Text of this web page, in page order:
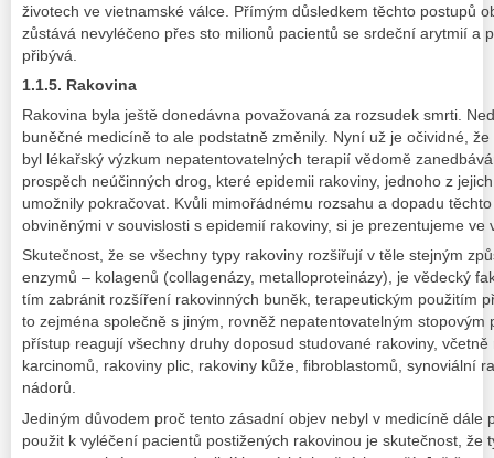
životech ve vietnamské válce. Přímým důsledkem těchto postupů
zůstává nevyléčeno přes sto milionů pacientů se srdeční arytmií a
přibývá.
1.1.5. Rakovina
Rakovina byla ještě donedávna považovaná za rozsudek smrti.
buněčné medicíně to ale podstatně změnily. Nyní už je očividné,
byl lékařský výzkum nepatentovatelných terapií vědomě
prospěch neúčinných drog, které epidemii rakoviny, jednoho z
umožnily pokračovat. Kvůli mimořádnému rozsahu a dopadu
obviněnými v souvislosti s epidemií rakoviny, si je prezentujeme ve
Skutečnost, že se všechny typy rakoviny rozšiřují v těle stejným
enzymů – kolagenů (collagenázy, metalloproteinázy), je vědecký
tím zabránit rozšíření rakovinných buněk, terapeutickým použitím
to zejména společně s jiným, rovněž nepatentovatelným stopovým
přístup reagují všechny druhy doposud studované rakoviny,
karcinomů, rakoviny plic, rakoviny kůže, fibroblastomů, synoviální
nádorů.
Jediným důvodem proč tento zásadní objev nebyl v medicíně dále
použit k vyléčení pacientů postižených rakovinou je skutečnost, že